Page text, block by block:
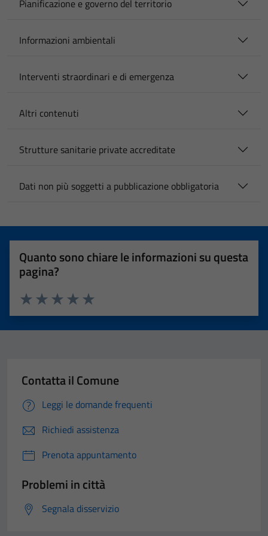
Pianificazione e governo del territorio
Informazioni ambientali
Interventi straordinari e di emergenza
Altri contenuti
Strutture sanitarie private accreditate
Dati non più soggetti a pubblicazione obbligatoria
Quanto sono chiare le informazioni su questa
pagina?
Valuta 5 stelle su 5
Valuta 4 stelle su 5
Valuta 3 stelle su 5
Valuta 2 stelle su 5
Valuta 1 stelle su 5
Contatta il Comune
Leggi le domande frequenti
Richiedi assistenza
Prenota appuntamento
Problemi in città
Segnala disservizio